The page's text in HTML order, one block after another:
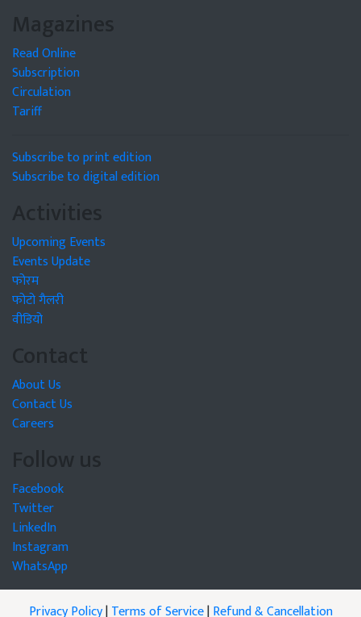
Magazines
Read Online
Subscription
Circulation
Tariff
Subscribe to print edition
Subscribe to digital edition
Activities
Upcoming Events
Events Update
फोरम
फोटो गैलरी
वीडियो
Contact
About Us
Contact Us
Careers
Follow us
Facebook
Twitter
LinkedIn
Instagram
WhatsApp
Privacy Policy|Terms of Service|Refund & Cancellation